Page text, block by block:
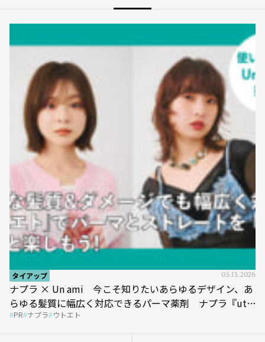
タイアップ 05.13.2026
ナプラ × Un ami 今こそ知りたいあらゆるデザイン、あ
らゆる髪質に幅広く対応できるパーマ薬剤 ナプラ『ut-
et』
PR ナプラ ウトエト